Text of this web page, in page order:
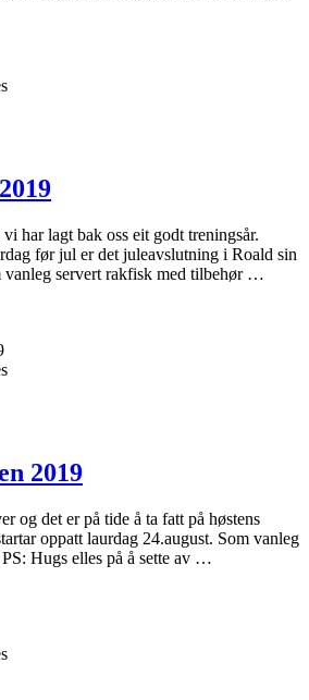
har lagt bak oss eit godt treningsår.
før jul er det juleavslutning i Roald sin
vanleg servert rakfisk med tilbehør …
2019
og det er på tide å ta fatt på høstens
oppatt laurdag 24.august. Som vanleg
Hugs elles på å sette av …